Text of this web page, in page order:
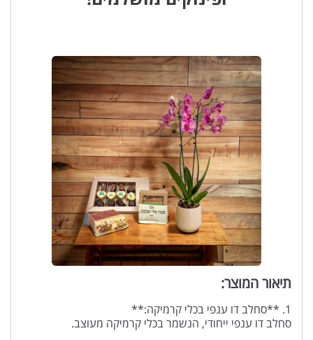
תיאור המוצר:
1. **סחלב דו ענפי בכלי קרמיקה:**
סחלב דו ענפי ייחודי, הנשמר בכלי קרמיקה מעוצב.